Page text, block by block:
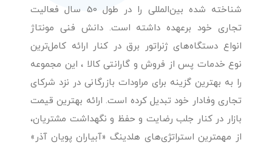
شناخته شده بین‌المللی را در طول 50 سال فعالیت
تجاری خود برعهده داشته است. دانش فنی مونتاژ
انواع دستگاه‌های ژنراتور برق در کنار ارائه کامل‌ترین
نوع خدمات پس از فروش و گارانتی کالا ، این مجموعه
را به بهترین گزینه برای مراودات بازرگانی در نزد شرکای
تجاری وفادار خود تبدیل کرده است. ارائه بهترین قیمت
بازار در کنار جلب رضایت و حفظ و نگهداشت مشتریان،
از مهمترین استراتژی‌های هلدینگ «آبیاران پویان آذر»